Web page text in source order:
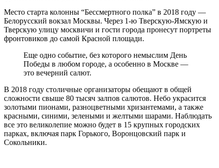
Место старта колонны “Бессмертного полка” в 2018 году —
Белорусский вокзал Москвы. Через 1-ю Тверскую-Ямскую и
Тверскую улицу москвичи и гости города пронесут портреты
фронтовиков до самой Красной площади.
Еще одно событие, без которого немыслим День
Победы в любом городе, а особенно в Москве —
это вечерний салют.
В 2018 году столичные организаторы обещают в общей
сложности свыше 80 тысяч залпов салютов. Небо украсится
золотыми пионами, разноцветными хризантемами, а также
красными, синими, зелеными и желтыми шарами. Наблюдать
все это великолепие можно будет в 15 крупных городских
парках, включая парк Горького, Воронцовский парк и
Сокольники.